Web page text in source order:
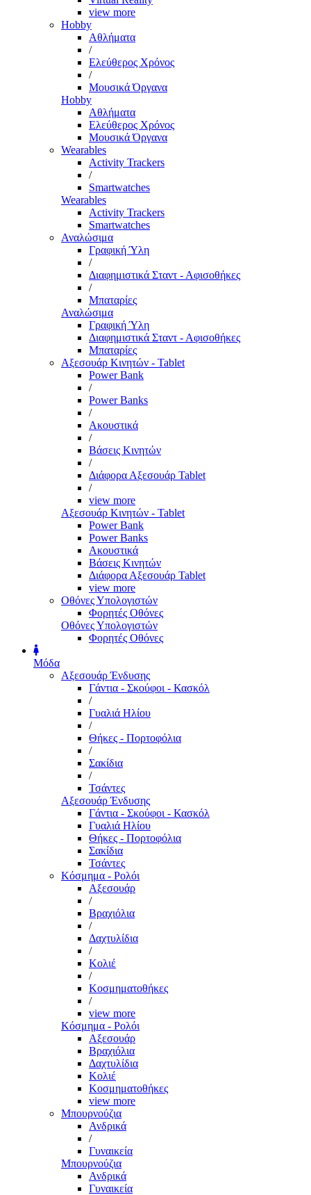
view more
Hobby
Αθλήματα
/
Ελεύθερος Χρόνος
/
Μουσικά Όργανα
Hobby
Αθλήματα
Ελεύθερος Χρόνος
Μουσικά Όργανα
Wearables
Activity Trackers
/
Smartwatches
Wearables
Activity Trackers
Smartwatches
Αναλώσιμα
Γραφική Ύλη
/
Διαφημιστικά Σταντ - Αφισοθήκες
/
Μπαταρίες
Αναλώσιμα
Γραφική Ύλη
Διαφημιστικά Σταντ - Αφισοθήκες
Μπαταρίες
Αξεσουάρ Κινητών - Tablet
Power Bank
/
Power Banks
/
Ακουστικά
/
Βάσεις Κινητών
/
Διάφορα Αξεσουάρ Tablet
/
view more
Αξεσουάρ Κινητών - Tablet
Power Bank
Power Banks
Ακουστικά
Βάσεις Κινητών
Διάφορα Αξεσουάρ Tablet
view more
Οθόνες Υπολογιστών
Φορητές Οθόνες
Οθόνες Υπολογιστών
Φορητές Οθόνες
Μόδα
Αξεσουάρ Ένδυσης
Γάντια - Σκούφοι - Κασκόλ
/
Γυαλιά Ηλίου
/
Θήκες - Πορτοφόλια
/
Σακίδια
/
Τσάντες
Αξεσουάρ Ένδυσης
Γάντια - Σκούφοι - Κασκόλ
Γυαλιά Ηλίου
Θήκες - Πορτοφόλια
Σακίδια
Τσάντες
Κόσμημα - Ρολόι
Αξεσουάρ
/
Βραχιόλια
/
Δαχτυλίδια
/
Κολιέ
/
Κοσμηματοθήκες
/
view more
Κόσμημα - Ρολόι
Αξεσουάρ
Βραχιόλια
Δαχτυλίδια
Κολιέ
Κοσμηματοθήκες
view more
Μπουρνούζια
Ανδρικά
/
Γυναικεία
Μπουρνούζια
Ανδρικά
Γυναικεία